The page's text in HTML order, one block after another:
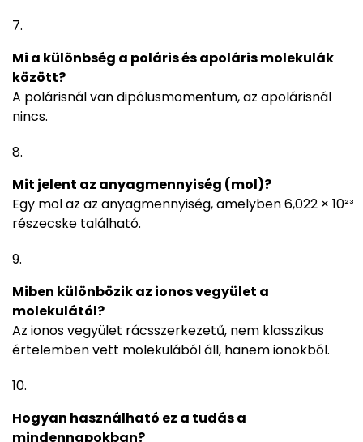
Mi a különbség a poláris és apoláris molekulák
között?
A polárisnál van dipólusmomentum, az apolárisnál
nincs.
Mit jelent az anyagmennyiség (mol)?
Egy mol az az anyagmennyiség, amelyben 6,022 × 10²³
részecske található.
Miben különbözik az ionos vegyület a
molekulától?
Az ionos vegyület rácsszerkezetű, nem klasszikus
értelemben vett molekulából áll, hanem ionokból.
Hogyan használható ez a tudás a
mindennapokban?